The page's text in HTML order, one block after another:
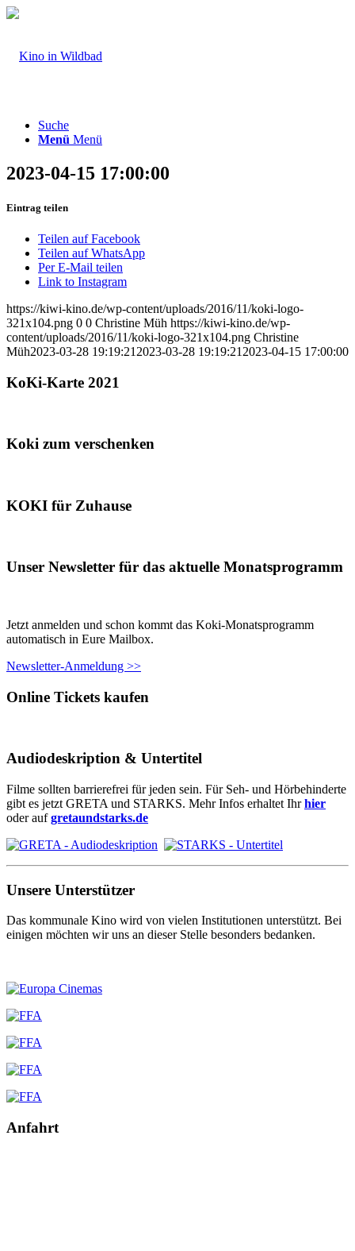
Suche
Menü Menü
2023-04-15 17:00:00
Eintrag teilen
Teilen auf Facebook
Teilen auf WhatsApp
Per E-Mail teilen
Link to Instagram
https://kiwi-kino.de/wp-content/uploads/2016/11/koki-logo-
321x104.png 0 0 Christine Müh https://kiwi-kino.de/wp-
content/uploads/2016/11/koki-logo-321x104.png Christine
Müh2023-03-28 19:19:21 2023-03-28 19:19:21 2023-04-15 17:00:00
KoKi-Karte 2021
Koki zum verschenken
KOKI für Zuhause
Unser Newsletter für das aktuelle Monatsprogramm
Jetzt anmelden und schon kommt das Koki-Monatsprogramm
automatisch in Eure Mailbox.
Newsletter-Anmeldung >>
Online Tickets kaufen
Audiodeskription & Untertitel
Filme sollten barrierefrei für jeden sein. Für Seh- und Hörbehinderte
gibt es jetzt GRETA und STARKS. Mehr Infos erhaltet Ihrhier
oder aufgretaundstarks.de
Unsere Unterstützer
Das kommunale Kino wird von vielen Institutionen unterstützt. Bei
einigen möchten wir uns an dieser Stelle besonders bedanken.
Anfahrt